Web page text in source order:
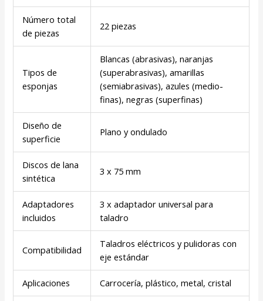
Número total
de piezas
22 piezas
Tipos de
esponjas
Blancas (abrasivas), naranjas
(superabrasivas), amarillas
(semiabrasivas), azules (medio-
finas), negras (superfinas)
Diseño de
superficie
Plano y ondulado
Discos de lana
sintética
3 x 75 mm
Adaptadores
incluidos
3 x adaptador universal para
taladro
Compatibilidad
Taladros eléctricos y pulidoras con
eje estándar
Aplicaciones Carrocería, plástico, metal, cristal